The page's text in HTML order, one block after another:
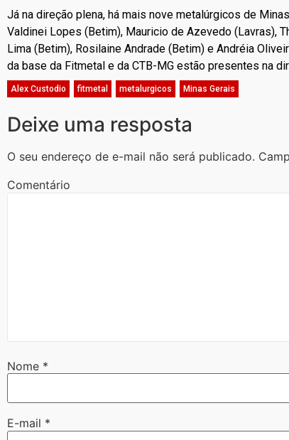
Já na direção plena, há mais nove metalúrgicos de
Valdinei Lopes (Betim), Mauricio de Azevedo (Lavras),
Lima (Betim), Rosilaine Andrade (Betim) e Andréia
da base da Fitmetal e da CTB-MG estão presentes na
Alex Custodio fitmetal metalurgicos Minas Gerais
Deixe uma resposta
O seu endereço de e-mail não será publicado.
Comentário
Nome *
E-mail *